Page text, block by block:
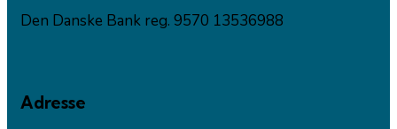
Den Danske Bank reg. 9570 13536988
Adresse